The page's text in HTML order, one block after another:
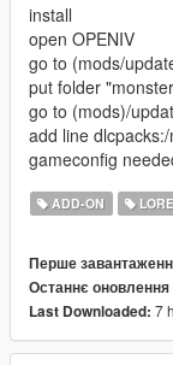
install
open OPENIV
go to (mods/
put folder
go to (mods)/
add line
gameconfig
ADD-ON
Перше
Останнє оновлення
Last Downloaded: 7